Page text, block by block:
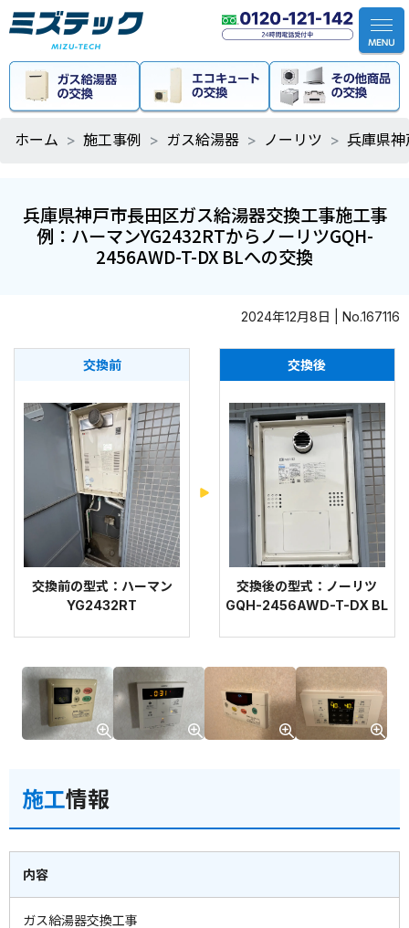
ホーム 施工事例 ガス給湯器 ノーリツ 兵庫県
兵庫県神戸市長田区ガス給湯器交換工事施工事
例：ハーマンYG2432RTからノーリツGQH-
2456AWD-T-DX BLへの交換
2024年12月8日 | No.167116
交換前
交換前の型式：ハーマン
YG2432RT
交換後
交換後の型式：ノーリツ
GQH-2456AWD-T-DX BL
施工情報
内容
ガス給湯器交換工事